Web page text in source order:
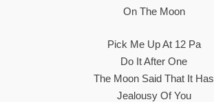
On The Moon
Pick Me Up At 12 Pa
Do It After One
The Moon Said That It Has
Jealousy Of You